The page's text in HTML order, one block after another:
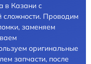
в Казани с
сложности. Проводим
заменяем
оригинальные
запчасти, после